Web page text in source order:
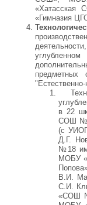
«Гимназия
предметных
в 22
СОШ
(с
Д.Г.
№18
МОБУ
В.И.
С.И.
«СОШ